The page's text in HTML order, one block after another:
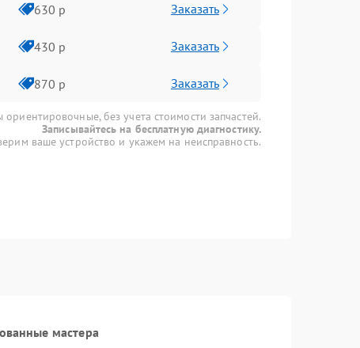
630 р Заказать
430 р Заказать
870 р Заказать
без учета стоимости запчастей.
Записывайтесь на бесплатную диагностику.
ваше устройство и укажем на неисправность.
мастера